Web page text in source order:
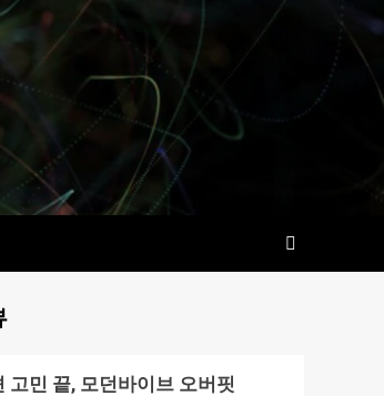
고민 끝, 모던바이브 오버핏